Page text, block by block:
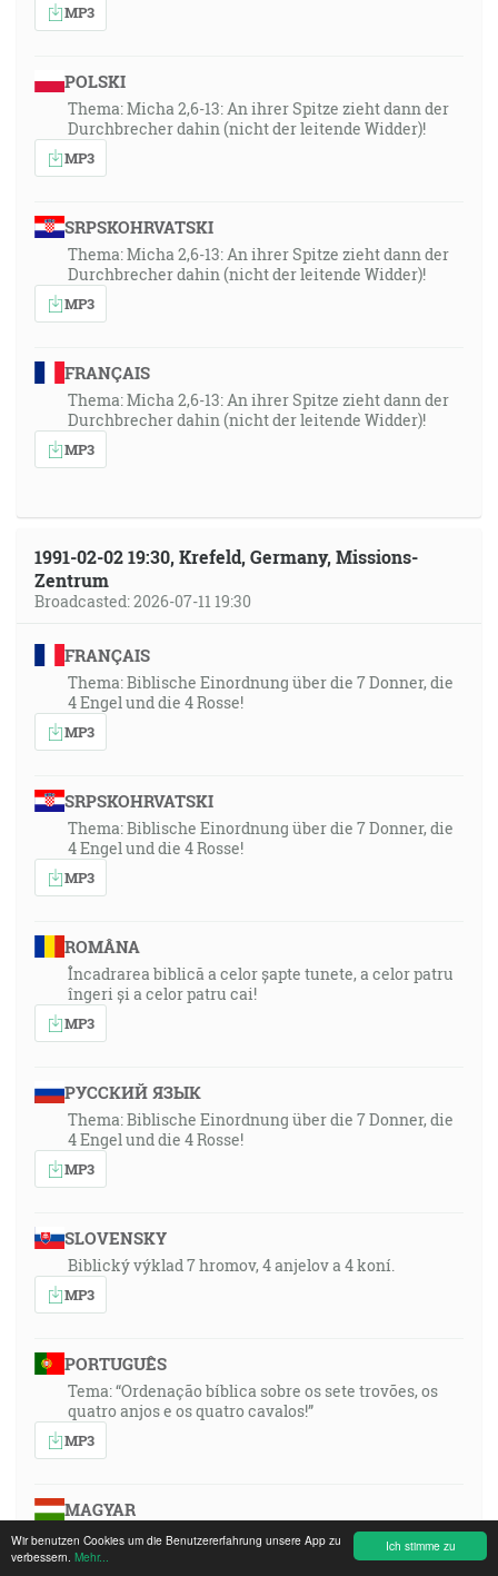
Ich stimme zu
Wir benutzen Cookies um die Benutzererfahrung unsere App zu
verbessern. Mehr...
MP3
POLSKI
Thema: Micha 2,6-13: An ihrer Spitze zieht dann der
Durchbrecher dahin (nicht der leitende Widder)!
MP3
SRPSKOHRVATSKI
Thema: Micha 2,6-13: An ihrer Spitze zieht dann der
Durchbrecher dahin (nicht der leitende Widder)!
MP3
FRANÇAIS
Thema: Micha 2,6-13: An ihrer Spitze zieht dann der
Durchbrecher dahin (nicht der leitende Widder)!
MP3
1991-02-02 19:30, Krefeld, Germany, Missions-
Zentrum
Broadcasted: 2026-07-11 19:30
FRANÇAIS
Thema: Biblische Einordnung über die 7 Donner, die
4 Engel und die 4 Rosse!
MP3
SRPSKOHRVATSKI
Thema: Biblische Einordnung über die 7 Donner, die
4 Engel und die 4 Rosse!
MP3
ROMÂNA
Încadrarea biblică a celor șapte tunete, a celor patru
îngeri și a celor patru cai!
MP3
РУССКИЙ ЯЗЫК
Thema: Biblische Einordnung über die 7 Donner, die
4 Engel und die 4 Rosse!
MP3
SLOVENSKY
Biblický výklad 7 hromov, 4 anjelov a 4 koní.
MP3
PORTUGUÊS
Tema: “Ordenação bíblica sobre os sete trovões, os
quatro anjos e os quatro cavalos!”
MP3
MAGYAR
A téma: »A 7 mennydörgés, a 4 angyal és a 4 lovak
bibliai értelmezése - magyarázata!«